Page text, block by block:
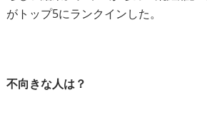
がトップ5にランクインした。
不向きな人は？